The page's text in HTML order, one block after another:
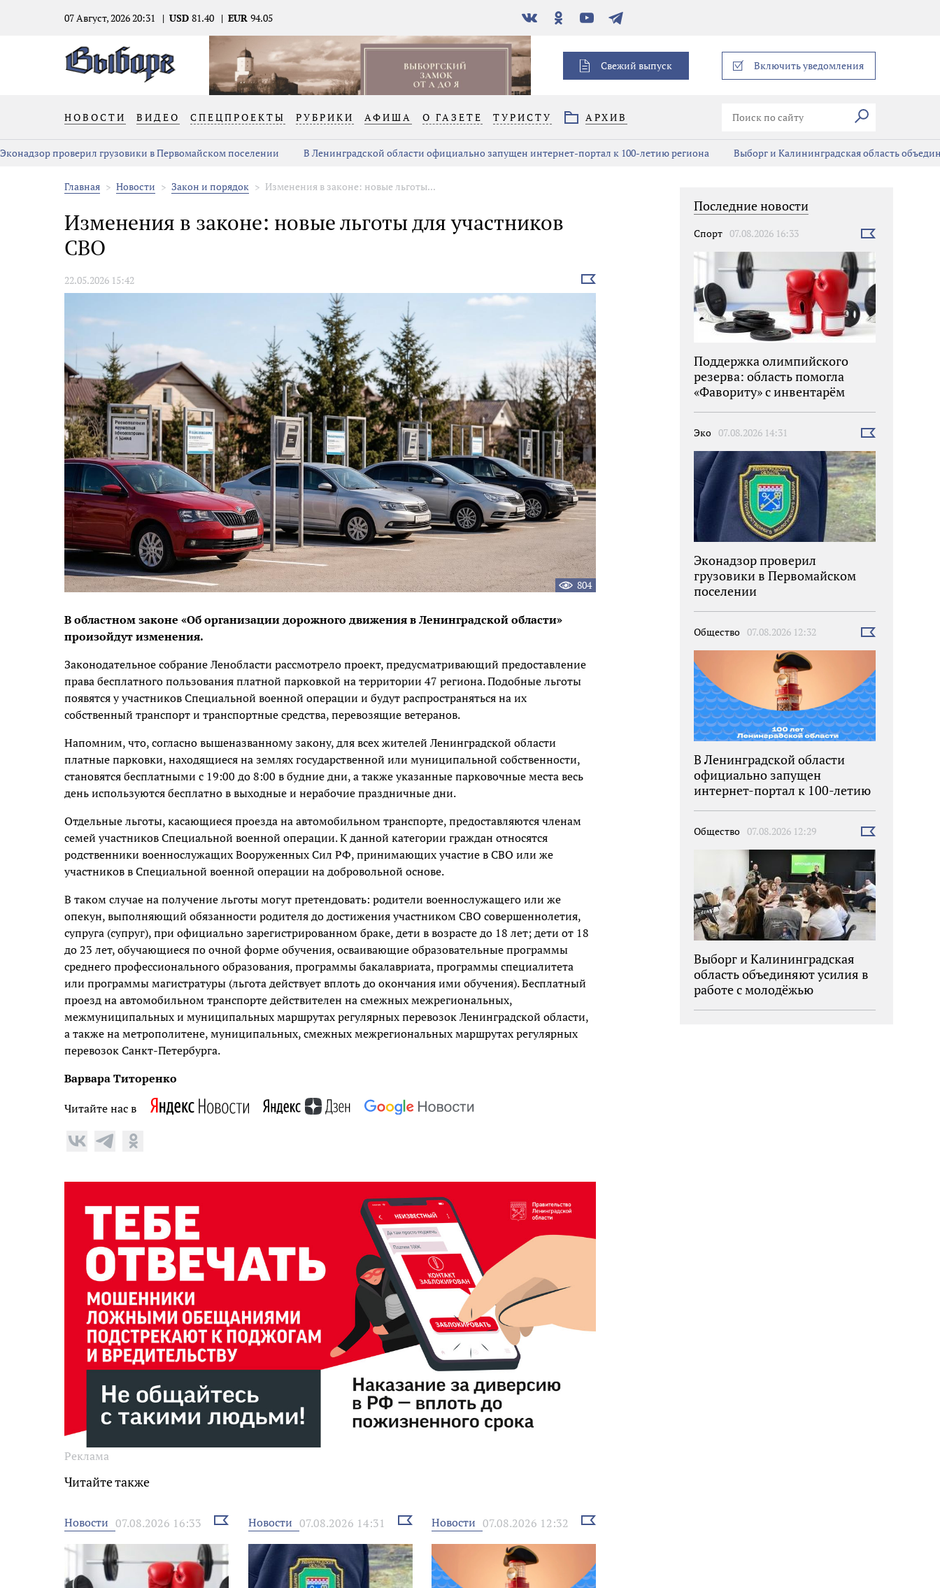
07 Август, 2026 20:31 USD 81.40 EUR 94.05
В
контакте
Одноклассники
YouTubeТелеграм
Свежий выпуск Включить уведомления
НОВОСТИ ВИДЕО СПЕЦПРОЕКТЫ РУБРИКИ АФИША О ГАЗЕТЕ ТУРИСТУ АРХИВ Искать
Эконадзор проверил грузовики в Первомайском поселении В Ленинградской области официально запущен интернет-портал к 100-летию региона Выборг и Калининградская область
Главная Новости Закон и порядок Изменения в законе: новые льготы...
Изменения в законе: новые льготы для участников
СВО
22.05.2026 15:42
Выбрать
новость
804
В областном законе «Об организации дорожного движения в Ленинградской области»
произойдут изменения.
Законодательное собрание Ленобласти рассмотрело проект, предусматривающий предоставление
права бесплатного пользования платной парковкой на территории 47 региона. Подобные льготы
появятся у участников Специальной военной операции и будут распространяться на их
собственный транспорт и транспортные средства, перевозящие ветеранов.
Напомним, что, согласно вышеназванному закону, для всех жителей Ленинградской области
платные парковки, находящиеся на землях государственной или муниципальной собственности,
становятся бесплатными с 19:00 до 8:00 в будние дни, а также указанные парковочные места весь
день используются бесплатно в выходные и нерабочие праздничные дни.
Отдельные льготы, касающиеся проезда на автомобильном транспорте, предоставляются членам
семей участников Специальной военной операции. К данной категории граждан относятся
родственники военнослужащих Вооруженных Сил РФ, принимающих участие в СВО или же
участников в Специальной военной операции на добровольной основе.
В таком случае на получение льготы могут претендовать: родители военнослужащего или же
опекун, выполняющий обязанности родителя до достижения участником СВО совершеннолетия,
супруга (супруг), при официально зарегистрированном браке, дети в возрасте до 18 лет; дети от 18
до 23 лет, обучающиеся по очной форме обучения, осваивающие образовательные программы
среднего профессионального образования, программы бакалавриата, программы специалитета
или программы магистратуры (льгота действует вплоть до окончания ими обучения). Бесплатный
проезд на автомобильном транспорте действителен на смежных межрегиональных,
межмуниципальных и муниципальных маршрутах регулярных перевозок Ленинградской области,
а также на метрополитене, муниципальных, смежных межрегиональных маршрутах регулярных
перевозок Санкт-Петербурга.
Варвара Титоренко
Читайте нас в
Реклама
Читайте также
Новости 07.08.2026 16:33
Выбрать
новость
Новости 07.08.2026 14:31
Выбрать
новость
Новости 07.08.2026 12:32
Выбрать
Последние новости
Спорт 07.08.2026 16:33
Выбрать
Поддержка олимпийского
резерва: область помогла
«Фавориту» с инвентарём
Эко 07.08.2026 14:31
Выбрать
Эконадзор проверил
грузовики в Первомайском
поселении
Общество 07.08.2026 12:32
Выбрать
В Ленинградской области
официально запущен
интернет-портал к 100-летию
Общество 07.08.2026 12:29
Выбрать
Выборг и Калининградская
область объединяют усилия в
работе с молодёжью